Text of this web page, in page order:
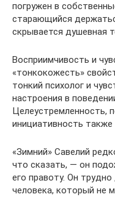
погружен в
старающийся
скрывается душевная
Восприимчивость и
«тонкокожесть»
тонкий психолог и
настроения в
Целеустремленность,
инициативность также
«Зимний» Савелий
что сказать, — он
его правоту. Он
человека, который не